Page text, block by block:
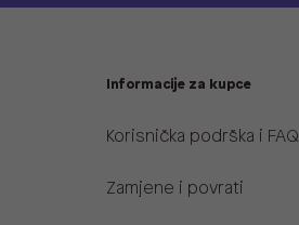
Informacije za kupce
Korisnička podrška i FAQ
Zamjene i povrati